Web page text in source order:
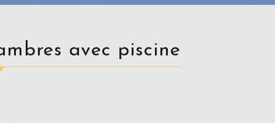
avec piscine